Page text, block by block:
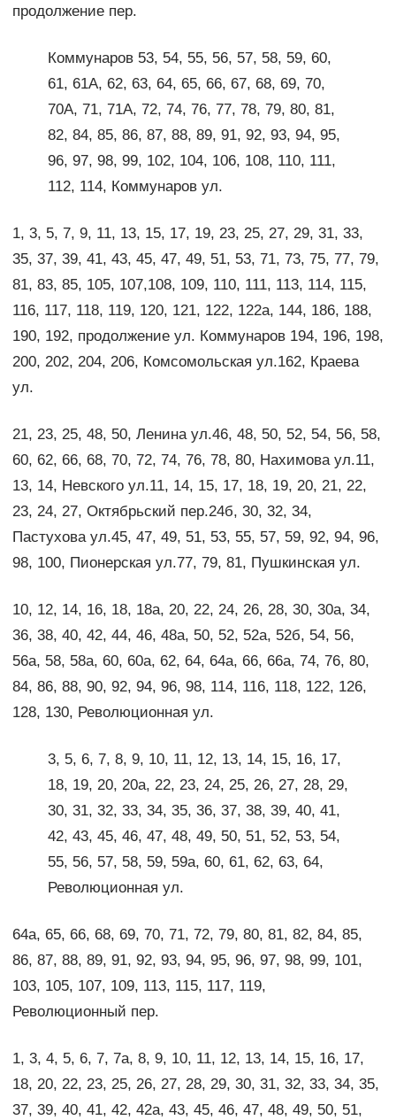
продолжение пер.
Коммунаров 53, 54, 55, 56, 57, 58, 59, 60,
61, 61А, 62, 63, 64, 65, 66, 67, 68, 69, 70,
70А, 71, 71А, 72, 74, 76, 77, 78, 79, 80, 81,
82, 84, 85, 86, 87, 88, 89, 91, 92, 93, 94, 95,
96, 97, 98, 99, 102, 104, 106, 108, 110, 111,
112, 114, Коммунаров ул.
1, 3, 5, 7, 9, 11, 13, 15, 17, 19, 23, 25, 27, 29, 31, 33,
35, 37, 39, 41, 43, 45, 47, 49, 51, 53, 71, 73, 75, 77, 79,
81, 83, 85, 105, 107,108, 109, 110, 111, 113, 114, 115,
116, 117, 118, 119, 120, 121, 122, 122а, 144, 186, 188,
190, 192, продолжение ул. Коммунаров 194, 196, 198,
200, 202, 204, 206, Комсомольская ул.162, Краева
ул.
21, 23, 25, 48, 50, Ленина ул.46, 48, 50, 52, 54, 56, 58,
60, 62, 66, 68, 70, 72, 74, 76, 78, 80, Нахимова ул.11,
13, 14, Невского ул.11, 14, 15, 17, 18, 19, 20, 21, 22,
23, 24, 27, Октябрьский пер.24б, 30, 32, 34,
Пастухова ул.45, 47, 49, 51, 53, 55, 57, 59, 92, 94, 96,
98, 100, Пионерская ул.77, 79, 81, Пушкинская ул.
10, 12, 14, 16, 18, 18а, 20, 22, 24, 26, 28, 30, 30а, 34,
36, 38, 40, 42, 44, 46, 48а, 50, 52, 52а, 52б, 54, 56,
56а, 58, 58а, 60, 60а, 62, 64, 64а, 66, 66а, 74, 76, 80,
84, 86, 88, 90, 92, 94, 96, 98, 114, 116, 118, 122, 126,
128, 130, Революционная ул.
3, 5, 6, 7, 8, 9, 10, 11, 12, 13, 14, 15, 16, 17,
18, 19, 20, 20а, 22, 23, 24, 25, 26, 27, 28, 29,
30, 31, 32, 33, 34, 35, 36, 37, 38, 39, 40, 41,
42, 43, 45, 46, 47, 48, 49, 50, 51, 52, 53, 54,
55, 56, 57, 58, 59, 59а, 60, 61, 62, 63, 64,
Революционная ул.
64а, 65, 66, 68, 69, 70, 71, 72, 79, 80, 81, 82, 84, 85,
86, 87, 88, 89, 91, 92, 93, 94, 95, 96, 97, 98, 99, 101,
103, 105, 107, 109, 113, 115, 117, 119,
Революционный пер.
1, 3, 4, 5, 6, 7, 7а, 8, 9, 10, 11, 12, 13, 14, 15, 16, 17,
18, 20, 22, 23, 25, 26, 27, 28, 29, 30, 31, 32, 33, 34, 35,
37, 39, 40, 41, 42, 42а, 43, 45, 46, 47, 48, 49, 50, 51,